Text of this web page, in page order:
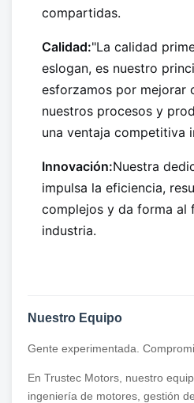
compartidas.
Calidad:"La calidad
eslogan, es nuestro
esforzamos por mejorar
nuestros procesos y
una ventaja competitiva
Innovación:Nuestra
impulsa la eficiencia,
complejos y da forma al
industria.
Nuestro Equipo
Gente experimentada.
En Trustec Motors, nuestro
ingeniería de motores, gestión